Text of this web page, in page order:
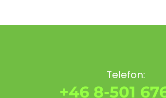
Telefon:
+46 8-501